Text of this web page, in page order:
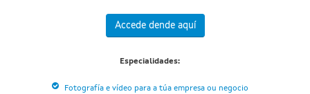
Accede dende aquí
Especialidades:
Fotografía e vídeo para a túa empresa ou negocio